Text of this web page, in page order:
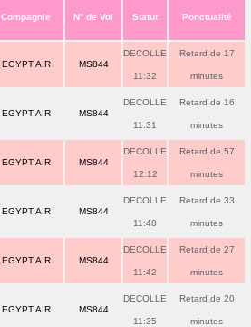
Compagnie N° de Vol Statut Ponctualité
EGYPT AIR MS844
DECOLLE
11:32
Retard de 17
minutes
EGYPT AIR MS844
DECOLLE
11:31
Retard de 16
minutes
EGYPT AIR MS844
DECOLLE
12:12
Retard de 57
minutes
EGYPT AIR MS844
DECOLLE
11:48
Retard de 33
minutes
EGYPT AIR MS844
DECOLLE
11:42
Retard de 27
minutes
EGYPT AIR MS844
DECOLLE
11:35
Retard de 20
minutes